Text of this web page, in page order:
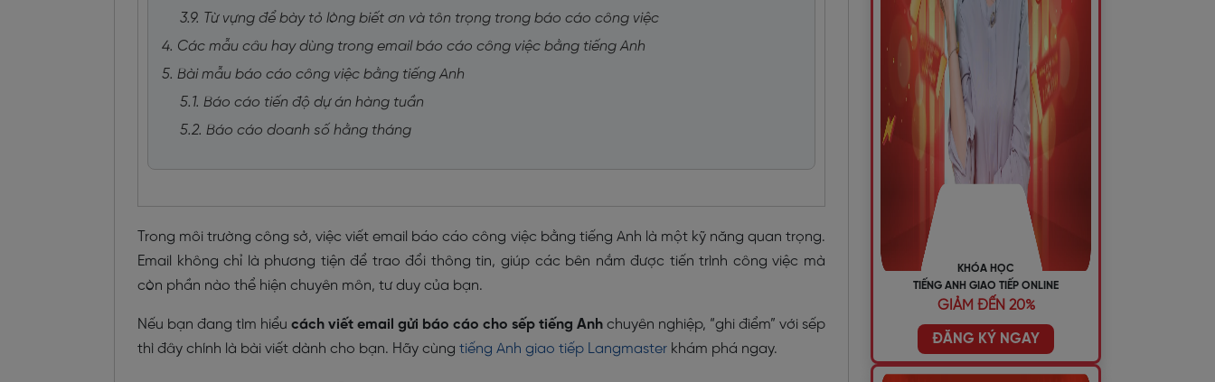
3.9. Từ vựng để bày tỏ lòng biết ơn và tôn trọng trong báo cáo công việc
4. Các mẫu câu hay dùng trong email báo cáo công việc bằng tiếng Anh
5. Bài mẫu báo cáo công việc bằng tiếng Anh
5.1. Báo cáo tiến độ dự án hàng tuần
5.2. Báo cáo doanh số hằng tháng
Trong môi trường công sở, việc viết email báo cáo công việc bằng tiếng Anh là một kỹ năng quan trọng.
Email không chỉ là phương tiện để trao đổi thông tin, giúp các bên nắm được tiến trình công việc mà
còn phần nào thể hiện chuyên môn, tư duy của bạn.
Nếu bạn đang tìm hiểu cách viết email gửi báo cáo cho sếp tiếng Anh chuyên nghiệp, “ghi điểm” với sếp
thì đây chính là bài viết dành cho bạn. Hãy cùng tiếng Anh giao tiếp Langmaster khám phá ngay.
KHÓA HỌC
TIẾNG ANH GIAO TIẾP ONLINE
GIẢM ĐẾN 20%
ĐĂNG KÝ NGAY